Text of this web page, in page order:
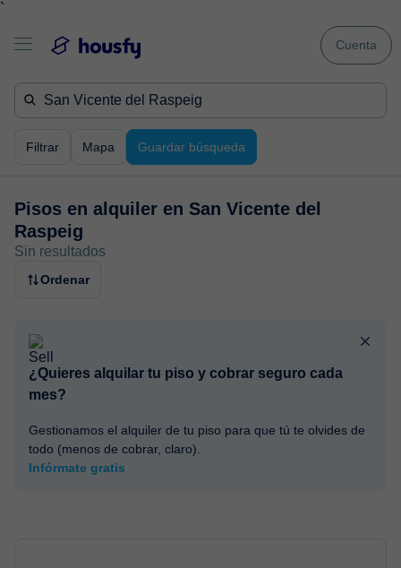
`
Cuenta
Filtrar Mapa Guardar búsqueda
Pisos en alquiler en San Vicente del
Raspeig
Sin resultados
Ordenar
¿Quieres alquilar tu piso y cobrar seguro cada
mes?
Gestionamos el alquiler de tu piso para que tú te olvides de
todo (menos de cobrar, claro).
Infórmate gratis